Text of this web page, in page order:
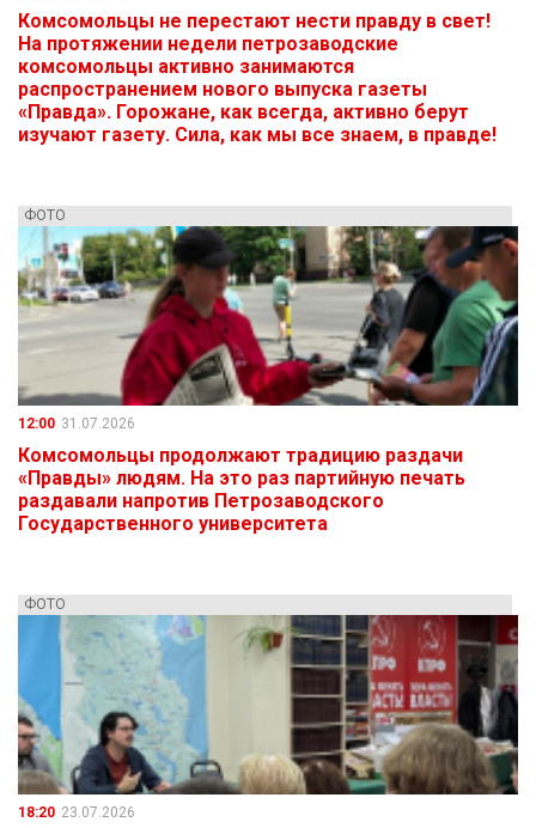
Комсомольцы не перестают нести правду в свет!
На протяжении недели петрозаводские
комсомольцы активно занимаются
распространением нового выпуска газеты
«Правда». Горожане, как всегда, активно берут
изучают газету. Сила, как мы все знаем, в правде!
ФОТО
12:00 31.07.2026
Комсомольцы продолжают традицию раздачи
«Правды» людям. На это раз партийную печать
раздавали напротив Петрозаводского
Государственного университета
ФОТО
18:20 23.07.2026